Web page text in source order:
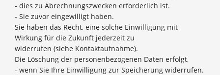
- dies zu Abrechnungszwecken erforderlich ist.
- Sie zuvor eingewilligt haben.
Sie haben das Recht, eine solche Einwilligung mit
Wirkung für die Zukunft jederzeit zu
widerrufen (siehe Kontaktaufnahme).
Die Löschung der personenbezogenen Daten erfolgt,
- wenn Sie Ihre Einwilligung zur Speicherung widerrufen.